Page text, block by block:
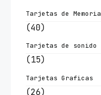
Tarjetas de Memoria
(40)
Tarjetas de sonido
(15)
Tarjetas Graficas
(26)